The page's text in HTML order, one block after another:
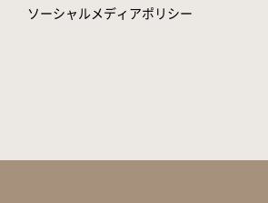
ソーシャルメディアポリシー